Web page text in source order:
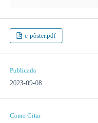
e-pôster.pdf
Publicado
2023-09-08
Como Citar